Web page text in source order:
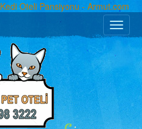
Oteli Pansiyonu - Armut.com
Toggle